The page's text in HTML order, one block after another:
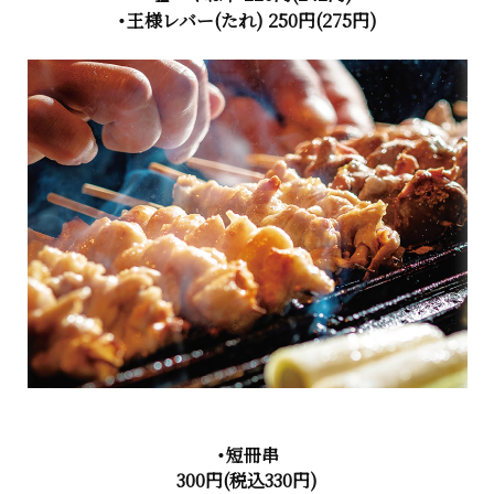
・王様レバー(たれ) 250円(275円)
・短冊串
300円(税込330円)